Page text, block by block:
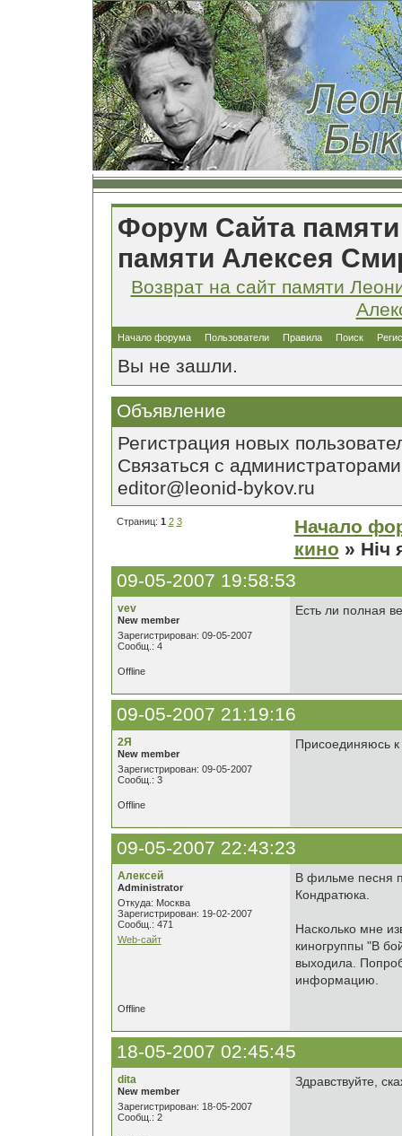
Форум Сайта
памяти Алексея
Возврат на сайт памяти
Начало форума Пользователи Правила Поиск
Вы не зашли.
Объявление
Регистрация новых
Связаться с
editor@leonid-bykov.ru
Страниц: 1 2 3
Начало
кино » Нiч
09-05-2007 19:58:53
vev
New member
Зарегистрирован: 09-05-2007
Сообщ.: 4
Есть ли полная
Offline
09-05-2007 21:19:16
2Я
New member
Зарегистрирован: 09-05-2007
Сообщ.: 3
Присоединяюсь
Offline
09-05-2007 22:43:23
Алексей
Administrator
Откуда: Москва
Зарегистрирован: 19-02-2007
Сообщ.: 471
Web-сайт
В фильме песня
Кондратюка.
Насколько мне
киногруппы "В
выходила.
информацию.
Offline
18-05-2007 02:45:45
dita
New member
Зарегистрирован: 18-05-2007
Сообщ.: 2
Здравствуйте,